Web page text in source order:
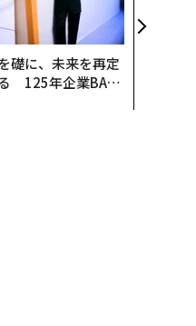
礎に、未来を再定
125年企業BAT
年の答え